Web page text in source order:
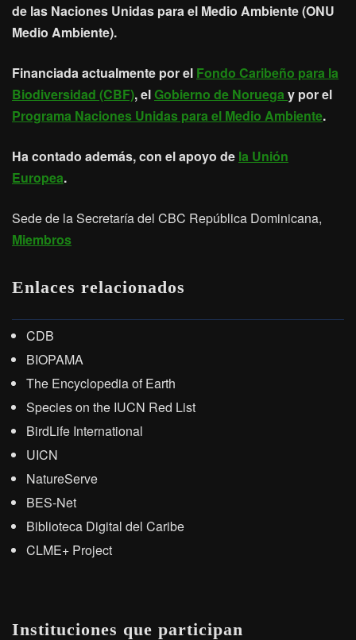
de las Naciones Unidas para el Medio Ambiente (ONU
Medio Ambiente).
Financiada actualmente por el Fondo Caribeño para la
Biodiversidad (CBF), elGobierno de Noruega y por el
Programa Naciones Unidas para el Medio Ambiente.
Ha contado además, con el apoyo de la Unión
Europea.
Sede de la Secretaría del CBC República Dominicana,
Miembros
Enlaces relacionados
CDB
BIOPAMA
The Encyclopedia of Earth
Species on the IUCN Red List
BirdLife International
UICN
NatureServe
BES-Net
Biblioteca Digital del Caribe
CLME+ Project
Instituciones que participan